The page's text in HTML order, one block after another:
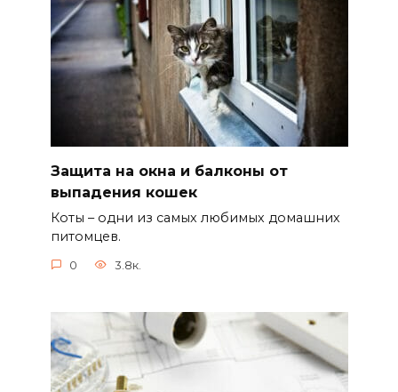
Защита на окна и балконы от
выпадения кошек
Коты – одни из самых любимых домашних
питомцев.
0 3.8к.